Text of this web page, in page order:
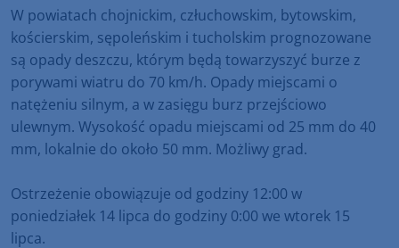
W powiatach chojnickim, człuchowskim, bytowskim,
kościerskim, sępoleńskim i tucholskim prognozowane
są opady deszczu, którym będą towarzyszyć burze z
porywami wiatru do 70 km/h. Opady miejscami o
natężeniu silnym, a w zasięgu burz przejściowo
ulewnym. Wysokość opadu miejscami od 25 mm do 40
mm, lokalnie do około 50 mm. Możliwy grad.
Ostrzeżenie obowiązuje od godziny 12:00 w
poniedziałek 14 lipca do godziny 0:00 we wtorek 15
lipca.